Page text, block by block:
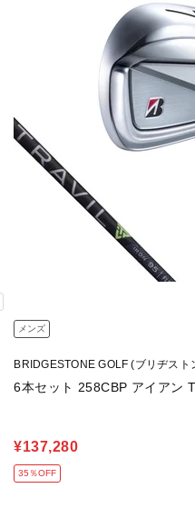
メンズ
BRIDGESTONE GOLF (ブリヂスト
6本セット 258CBP アイアン
¥137,280
35％OFF